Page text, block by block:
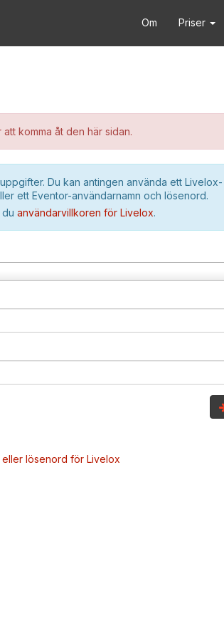
Om Priser
komma åt den här sidan.
Du kan antingen använda ett Livelox-
ett Eventor-användarnamn och lösenord.
användarvillkoren för Livelox.
eller lösenord för Livelox